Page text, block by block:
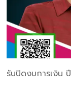
รับปิดงบการเงิน